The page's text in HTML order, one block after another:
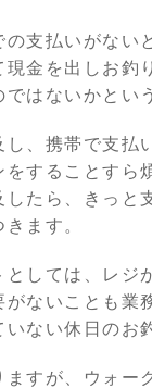
支払いがない
金を出しお釣
はないかとい
、携帯で支払
することすら
したら、きっ
ます。
しては、レ
ないことも業
ない休日のお
すが、ウォ